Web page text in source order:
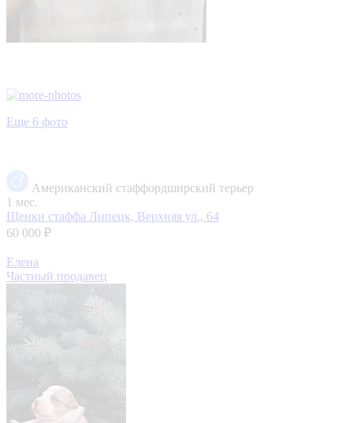
Еще 6 фото
Американский стаффордширский терьер
1 мес.
Щенки стаффа Липецк, Верхняя ул., 64
60 000 ₽
Елена
Частный продавец